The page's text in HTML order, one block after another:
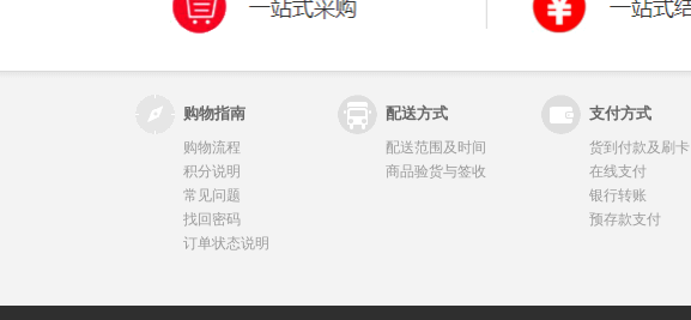
购物指南 配送方式 支付方式
购物流程
积分说明
常见问题
找回密码
订单状态说明
配送范围及时间
商品验货与签收
货到付款及刷卡
在线支付
银行转账
预存款支付